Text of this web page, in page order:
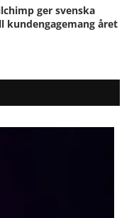
ger svenska
kundengagemang året